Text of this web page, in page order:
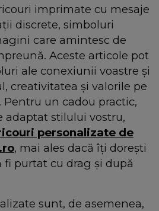
imprimate cu mesaje
discrete, simboluri
care amintesc de
Aceste articole pot
ale conexiunii voastre și
creativitatea și valorile pe
un cadou practic,
adaptat stilului vostru,
personalizate de
, mai ales dacă îți dorești
fi purtat cu drag și după
sunt, de asemenea,